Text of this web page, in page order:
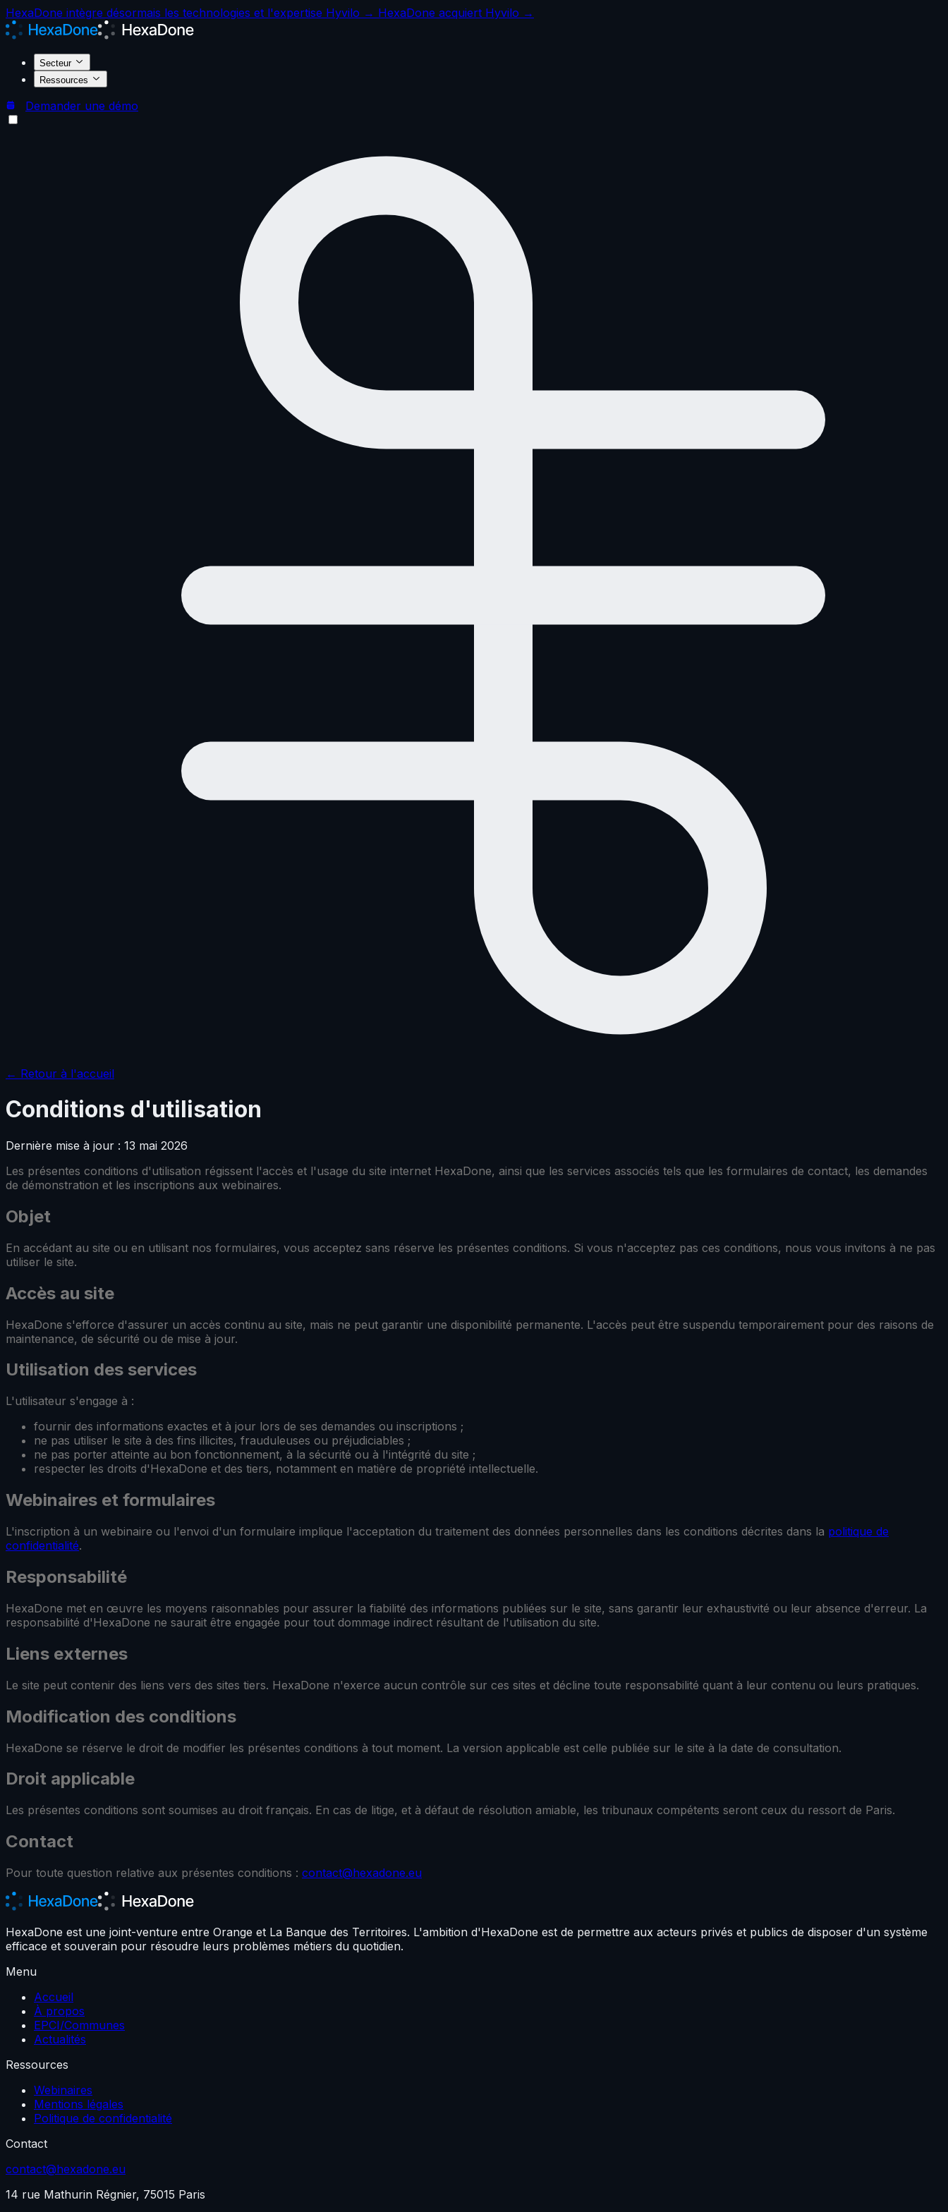
HexaDone intègre désormais les technologies et l'expertise Hyvilo → HexaDone acquiert Hyvilo →
Secteur
Ressources
Demander une démo
← Retour à l'accueil
Conditions d'utilisation
Dernière mise à jour : 13 mai 2026
Les présentes conditions d'utilisation régissent l'accès et l'usage du site internet HexaDone, ainsi que les services associés tels que les formulaires de contact, les demandes
de démonstration et les inscriptions aux webinaires.
Objet
En accédant au site ou en utilisant nos formulaires, vous acceptez sans réserve les présentes conditions. Si vous n'acceptez pas ces conditions, nous vous invitons à ne pas
utiliser le site.
Accès au site
HexaDone s'efforce d'assurer un accès continu au site, mais ne peut garantir une disponibilité permanente. L'accès peut être suspendu temporairement pour des raisons de
maintenance, de sécurité ou de mise à jour.
Utilisation des services
L'utilisateur s'engage à :
fournir des informations exactes et à jour lors de ses demandes ou inscriptions ;
ne pas utiliser le site à des fins illicites, frauduleuses ou préjudiciables ;
ne pas porter atteinte au bon fonctionnement, à la sécurité ou à l'intégrité du site ;
respecter les droits d'HexaDone et des tiers, notamment en matière de propriété intellectuelle.
Webinaires et formulaires
L'inscription à un webinaire ou l'envoi d'un formulaire implique l'acceptation du traitement des données personnelles dans les conditions décrites dans la politique de
confidentialité.
Responsabilité
HexaDone met en œuvre les moyens raisonnables pour assurer la fiabilité des informations publiées sur le site, sans garantir leur exhaustivité ou leur absence d'erreur. La
responsabilité d'HexaDone ne saurait être engagée pour tout dommage indirect résultant de l'utilisation du site.
Liens externes
Le site peut contenir des liens vers des sites tiers. HexaDone n'exerce aucun contrôle sur ces sites et décline toute responsabilité quant à leur contenu ou leurs pratiques.
Modification des conditions
HexaDone se réserve le droit de modifier les présentes conditions à tout moment. La version applicable est celle publiée sur le site à la date de consultation.
Droit applicable
Les présentes conditions sont soumises au droit français. En cas de litige, et à défaut de résolution amiable, les tribunaux compétents seront ceux du ressort de Paris.
Contact
Pour toute question relative aux présentes conditions : contact@hexadone.eu
HexaDone est une joint-venture entre Orange et La Banque des Territoires. L'ambition d'HexaDone est de permettre aux acteurs privés et publics de disposer d'un système
efficace et souverain pour résoudre leurs problèmes métiers du quotidien.
Menu
Accueil
À propos
EPCI/Communes
Actualités
Ressources
Webinaires
Mentions légales
Politique de confidentialité
Contact
contact@hexadone.eu
14 rue Mathurin Régnier, 75015 Paris